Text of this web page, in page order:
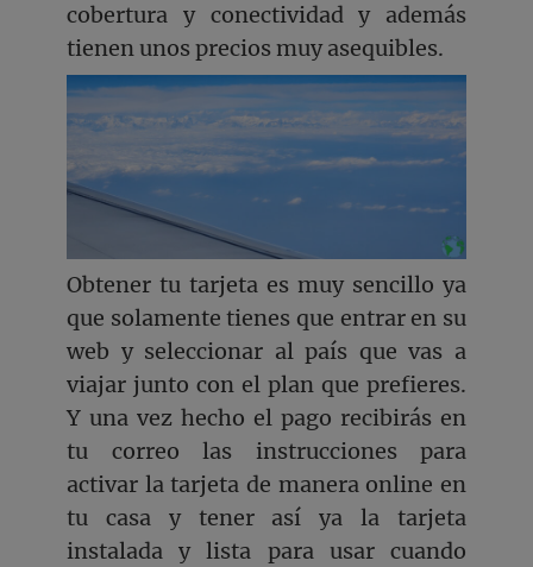
cobertura y conectividad y además
tienen unos precios muy asequibles.
Obtener tu tarjeta es muy sencillo ya
que solamente tienes que entrar en su
web y seleccionar al país que vas a
viajar junto con el plan que prefieres.
Y una vez hecho el pago recibirás en
tu correo las instrucciones para
activar la tarjeta de manera online en
tu casa y tener así ya la tarjeta
instalada y lista para usar cuando